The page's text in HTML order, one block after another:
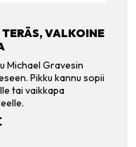
VALKOINE
Michael Gravesin
Pikku kannu sopii
tai vaikkapa